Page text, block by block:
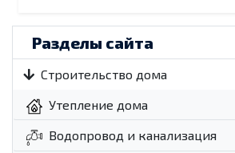
Разделы сайта
Строительство дома
Утепление дома
Водопровод и канализация